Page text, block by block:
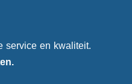
service en kwaliteit.